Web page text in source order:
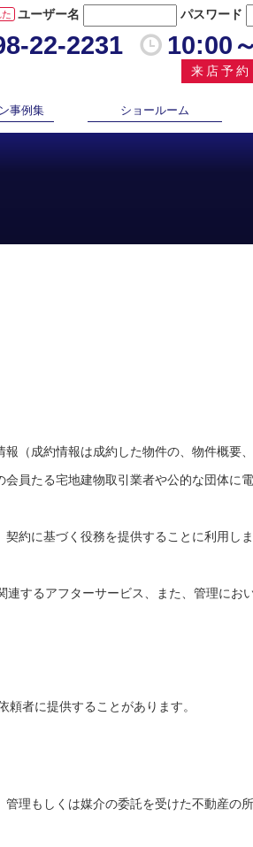
ユーザー名 パスワード
22-2231 10:00
来店予約
事例集 ショールーム
（成約情報は成約した物件の、物件概要
員たる宅地建物取引業者や公的な団体に
約に基づく役務を提供することに利用しま
するアフターサービス、また、管理にお
者に提供することがあります。
理もしくは媒介の委託を受けた不動産の